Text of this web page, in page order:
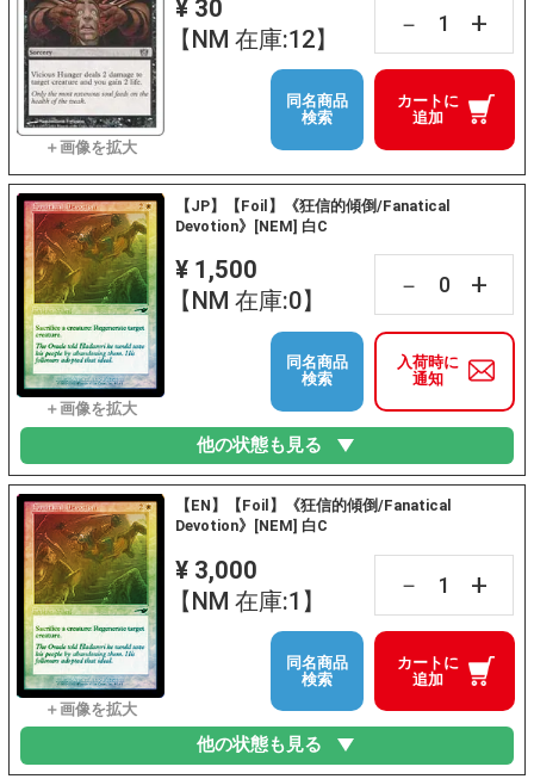
¥ 30
【NM 在庫:12】
－ +
カートに
追加
同名商品
検索
【JP】【Foil】《狂信的傾倒/Fanatical
Devotion》[NEM] 白C
¥ 1,500
【NM 在庫:0】
－ +
入荷時に
通知
同名商品
検索
他の状態も見る
【EN】【Foil】《狂信的傾倒/Fanatical
Devotion》[NEM] 白C
¥ 3,000
【NM 在庫:1】
－ +
カートに
追加
同名商品
検索
他の状態も見る